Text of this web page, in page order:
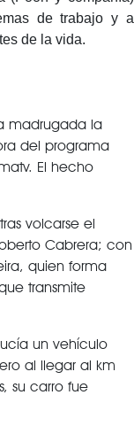
de trabajo y a
de la vida.
madrugada la
del programa
El hecho
volcarse el
Cabrera; con
quien forma
transmite
un vehículo
al llegar al km
su carro fue